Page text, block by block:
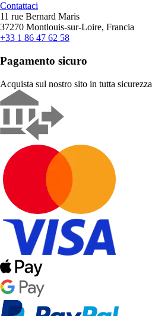
Contattaci
11 rue Bernard Maris
37270 Montlouis-sur-Loire, Francia
+33 1 86 47 62 58
Pagamento sicuro
Acquista sul nostro sito in tutta sicurezza